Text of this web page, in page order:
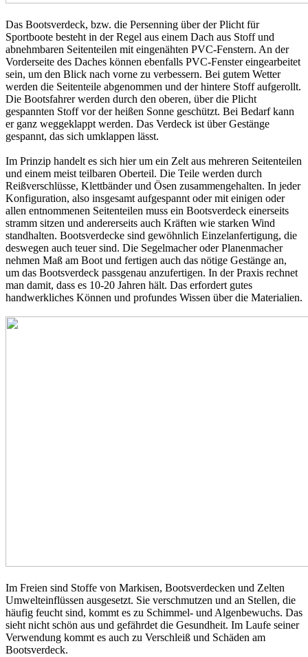
Das Bootsverdeck, bzw. die Persenning über der Plicht für
Sportboote besteht in der Regel aus einem Dach aus Stoff und
abnehmbaren Seitenteilen mit eingenähten PVC-Fenstern. An der
Vorderseite des Daches können ebenfalls PVC-Fenster eingearbeitet
sein, um den Blick nach vorne zu verbessern. Bei gutem Wetter
werden die Seitenteile abgenommen und der hintere Stoff aufgerollt.
Die Bootsfahrer werden durch den oberen, über die Plicht
gespannten Stoff vor der heißen Sonne geschützt. Bei Bedarf kann
er ganz weggeklappt werden. Das Verdeck ist über Gestänge
gespannt, das sich umklappen lässt.
Im Prinzip handelt es sich hier um ein Zelt aus mehreren Seitenteilen
und einem meist teilbaren Oberteil. Die Teile werden durch
Reißverschlüsse, Klettbänder und Ösen zusammengehalten. In jeder
Konfiguration, also insgesamt aufgespannt oder mit einigen oder
allen entnommenen Seitenteilen muss ein Bootsverdeck einerseits
stramm sitzen und andererseits auch Kräften wie starken Wind
standhalten. Bootsverdecke sind gewöhnlich Einzelanfertigung, die
deswegen auch teuer sind. Die Segelmacher oder Planenmacher
nehmen Maß am Boot und fertigen auch das nötige Gestänge an,
um das Bootsverdeck passgenau anzufertigen. In der Praxis rechnet
man damit, dass es 10-20 Jahren hält. Das erfordert gutes
handwerkliches Können und profundes Wissen über die Materialien.
Im Freien sind Stoffe von Markisen, Bootsverdecken und Zelten
Umwelteinflüssen ausgesetzt. Sie verschmutzen und an Stellen, die
häufig feucht sind, kommt es zu Schimmel- und Algenbewuchs. Das
sieht nicht schön aus und gefährdet die Gesundheit. Im Laufe seiner
Verwendung kommt es auch zu Verschleiß und Schäden am
Bootsverdeck.